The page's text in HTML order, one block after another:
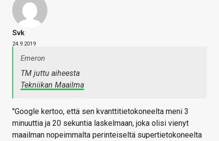
Svk
24.9.2019
Emeron
TM juttu aiheesta
Tekniikan Maailma
"Google kertoo, että sen kvanttitietokoneelta meni 3
minuuttia ja 20 sekuntia laskelmaan, joka olisi vienyt
maailman nopeimmalta perinteiseltä supertietokoneelta